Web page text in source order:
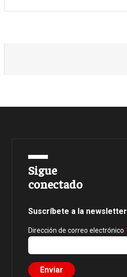
Sigue
conectado
Suscríbete a la newsletter
Dirección de correo electrónico